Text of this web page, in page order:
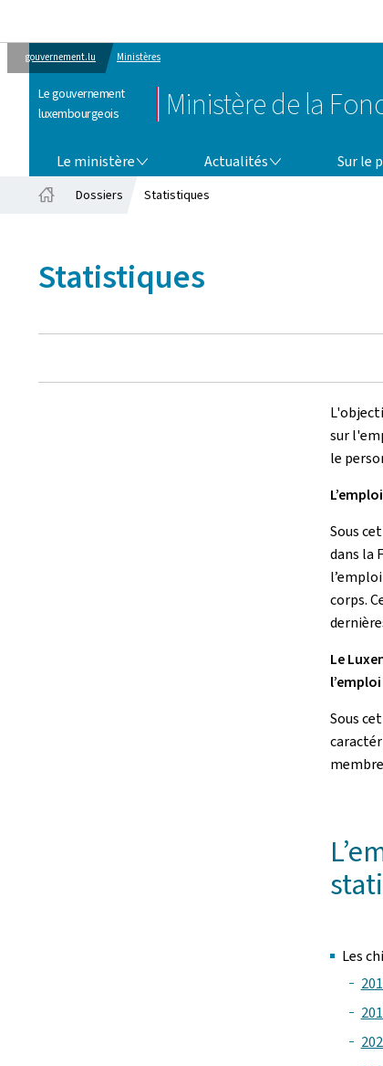
gouvernement.lu Ministères
Le gouvernement
luxembourgeois
Ministère de la
Le ministère Actualités
ACTUALITÉS
Sur le
Dossiers Statistiques
Statistiques
sur
le
Sous
dans la
corps.
Le
l’emploi
Sous
Les